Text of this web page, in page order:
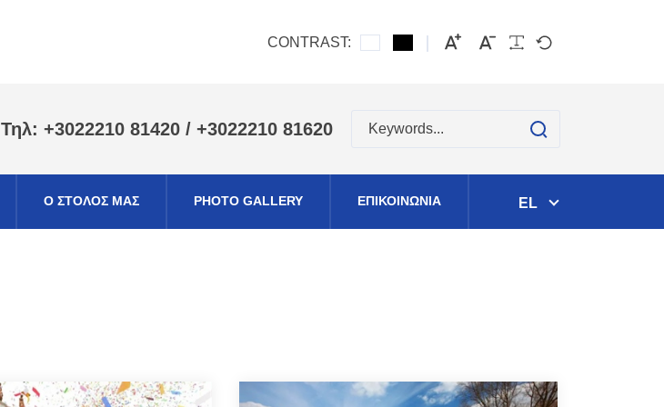
CONTRAST:
Τηλ: +3022210 81420 / +3022210 81620
Ο ΣΤΟΛΟΣ ΜΑΣ PHOTO GALLERY ΕΠΙΚΟΙΝΩΝΙΑ EL